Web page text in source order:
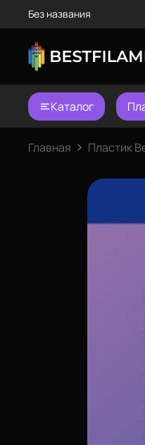
Без названия
Каталог
Главная Пластик